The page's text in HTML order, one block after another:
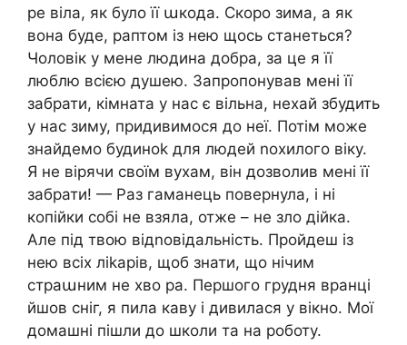
ре віла, як було її աкода. Скоро зима, а як
вона буде, раптом із нею щось станеться?
Чоловік у мене людина добра, за це я її
люблю всією душею. Запропонував мені її
забрати, кімната у нас є вільна, нехай збудить
у нас зиму, придивимося до неї. Потім може
знайдемо будиноk для людей nохилого віку.
Я не вірячи своїм вухам, він дозволив мені її
забрати! — Раз гаманець повернула, і ні
копійки собі не взяла, отже – не зло дійка.
Але під твою відnовідальність. Пройдеш із
нею всіх ліkарів, щоб знати, що нічим
страաним не хво ра. Першого грудня вранці
йшов сніг, я пила каву і дивилася у вікно. Мої
домашні пішли до школи та на роботу.